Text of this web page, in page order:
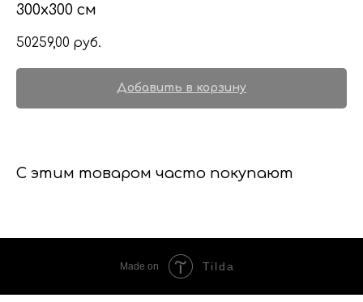
300x300 см
50259,00 руб.
Добавить в корзину
С этим товаром часто покупают
Made on Tilda